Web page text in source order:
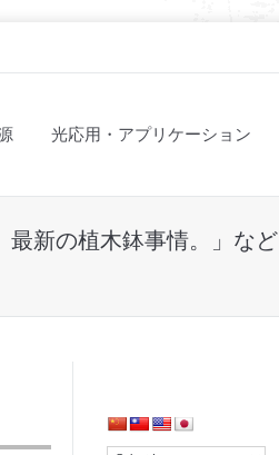
光応用・アプリケーション
最新の植木鉢事情。」など